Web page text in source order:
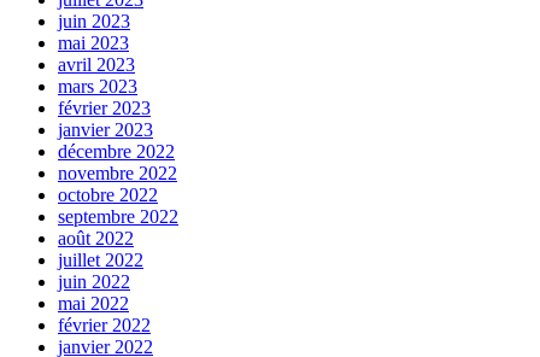
juin 2023
mai 2023
avril 2023
mars 2023
février 2023
janvier 2023
décembre 2022
novembre 2022
octobre 2022
septembre 2022
août 2022
juillet 2022
juin 2022
mai 2022
février 2022
janvier 2022